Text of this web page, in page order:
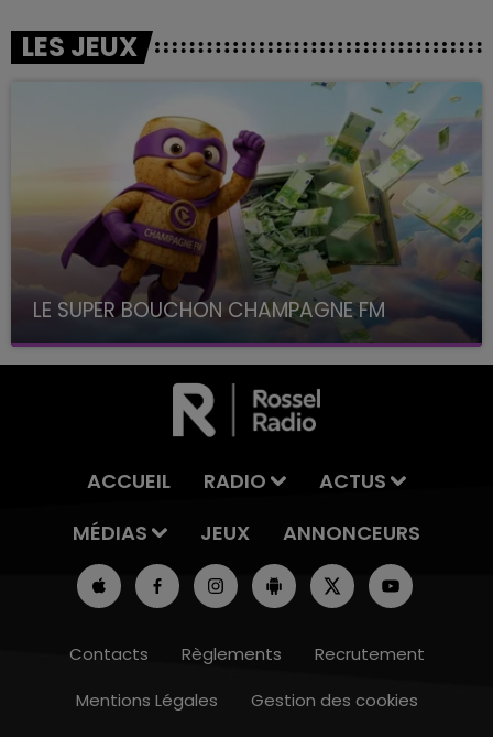
LES JEUX
LE SUPER BOUCHON CHAMPAGNE FM
avec La Famille Champagne FM, à 8H10
ACCUEIL RADIO
ACTUS
MÉDIAS
JEUX ANNONCEURS
Contacts Règlements
Recrutement
Mentions Légales
Gestion des cookies